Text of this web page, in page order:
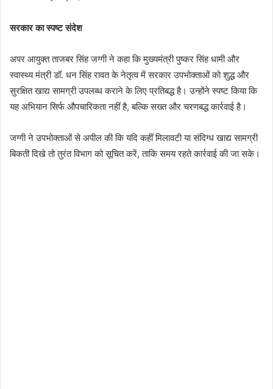
सरकार का स्पष्ट संदेश
अपर आयुक्त ताजबर सिंह जग्गी ने कहा कि मुख्यमंत्री पुष्कर सिंह धामी और
स्वास्थ्य मंत्री डॉ. धन सिंह रावत के नेतृत्व में सरकार उपभोक्ताओं को शुद्ध और
सुरक्षित खाद्य सामग्री उपलब्ध कराने के लिए प्रतिबद्ध है। उन्होंने स्पष्ट किया कि
यह अभियान सिर्फ औपचारिकता नहीं है, बल्कि सख्त और चरणबद्ध कार्रवाई है।
जग्गी ने उपभोक्ताओं से अपील की कि यदि कहीं मिलावटी या संदिग्ध खाद्य सामग्री
बिकती दिखे तो तुरंत विभाग को सूचित करें, ताकि समय रहते कार्रवाई की जा सके।